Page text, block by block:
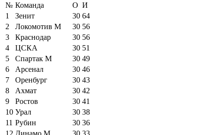
№ Команда О И
1
Зенит 30 64
2
Локомотив М 30 56
3
Краснодар 30 56
4
ЦСКА 30 51
5
Спартак М 30 49
6
Арсенал 30 46
7
Оренбург 30 43
8
Ахмат 30 42
9
Ростов 30 41
10 Урал 30 38
11 Рубин 30 36
12 Динамо М 30 33